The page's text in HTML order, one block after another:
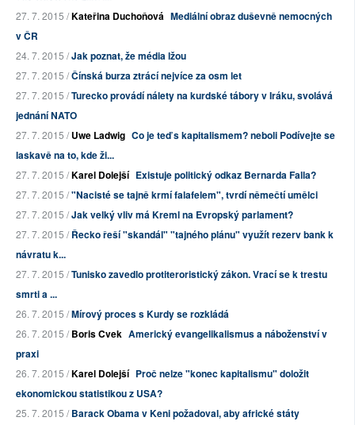
27. 7. 2015 /Kateřina Duchoňová Mediální obraz duševně nemocných
v ČR
24. 7. 2015 /Jak poznat, že média lžou
27. 7. 2015 /Čínská burza ztrácí nejvíce za osm let
27. 7. 2015 /Turecko provádí nálety na kurdské tábory v Iráku, svolává
jednání NATO
27. 7. 2015 /Uwe Ladwig Co je teď s kapitalismem? neboli Podívejte se
laskavě na to, kde ži...
27. 7. 2015 /Karel Dolejší Existuje politický odkaz Bernarda Falla?
27. 7. 2015 /"Nacisté se tajně krmí falafelem", tvrdí němečtí umělci
27. 7. 2015 /Jak velký vliv má Kreml na Evropský parlament?
27. 7. 2015 /Řecko řeší "skandál" "tajného plánu" využít rezerv bank k
návratu k...
27. 7. 2015 /Tunisko zavedlo protiteroristický zákon. Vrací se k trestu
smrti a ...
26. 7. 2015 /Mírový proces s Kurdy se rozkládá
26. 7. 2015 /Boris Cvek Americký evangelikalismus a náboženství v
praxi
26. 7. 2015 /Karel Dolejší Proč nelze "konec kapitalismu" doložit
ekonomickou statistikou z USA?
25. 7. 2015 /Barack Obama v Keni požadoval, aby africké státy